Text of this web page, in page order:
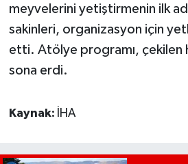
meyvelerini yetiştirmenin ilk
sakinleri, organizasyon için
etti. Atölye programı, çekilen
sona erdi.
Kaynak: İHA